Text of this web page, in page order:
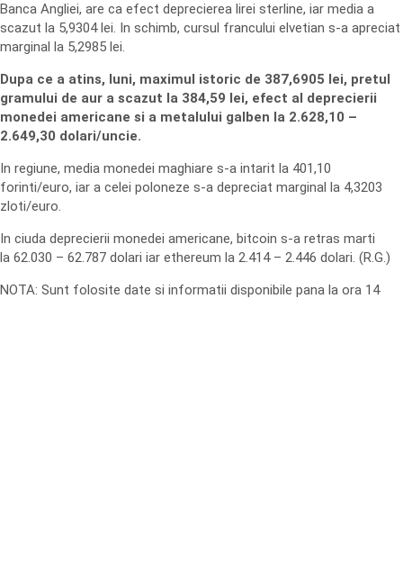
Banca Angliei, are ca efect deprecierea lirei sterline, iar media a
scazut la 5,9304 lei. In schimb, cursul francului elvetian s-a apreciat
marginal la 5,2985 lei.
Dupa ce a atins, luni, maximul istoric de 387,6905 lei, pretul
gramului de aur a scazut la 384,59 lei, efect al deprecierii
monedei americane si a metalului galben la 2.628,10 –
2.649,30 dolari/uncie.
In regiune, media monedei maghiare s-a intarit la 401,10
forinti/euro, iar a celei poloneze s-a depreciat marginal la 4,3203
zloti/euro.
In ciuda deprecierii monedei americane, bitcoin s-a retras marti
la 62.030 – 62.787 dolari iar ethereum la 2.414 – 2.446 dolari. (R.G.)
NOTA: Sunt folosite date si informatii disponibile pana la ora 14